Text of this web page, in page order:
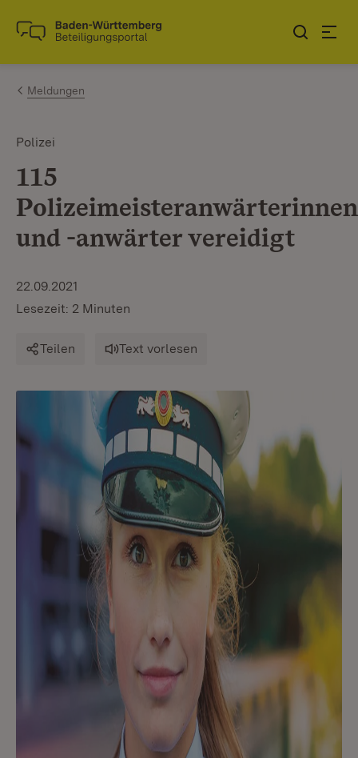
Zum Inhalt springen
Link zur Startseite
Meldungen
Polizei
115
Polizeimeisteranwärterinnen
und -anwärter vereidigt
22.09.2021
Lesezeit: 2 Minuten
Teilen Text vorlesen